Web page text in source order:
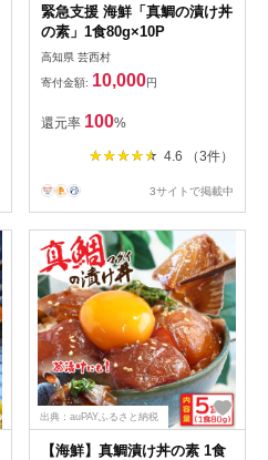
緊急支援 海鮮「真鯛の漬け丼
の素」1食80g×10P
高知県 芸西村
寄付金額: 10,000円
還元率 100%
4.6 （3件）
3サイトで掲載中
出典：auPAYふるさと納税
【海鮮】真鯛漬け丼の素 1食